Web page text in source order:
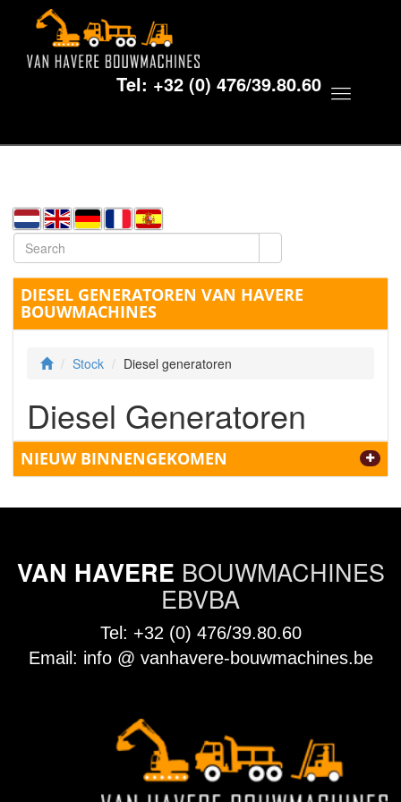
Tel: +32 (0) 476/39.80.60
Toggle
DIESEL GENERATOREN VAN HAVERE
BOUWMACHINES
Stock Diesel generatoren
Diesel Generatoren
NIEUW BINNENGEKOMEN
VAN HAVERE BOUWMACHINES
EBVBA
Tel: +32 (0) 476/39.80.60
Email: info @ vanhavere-bouwmachines.be